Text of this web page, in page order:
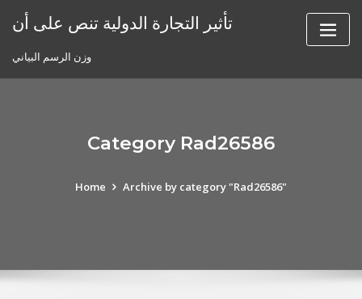
تأثير التجارة الدولية تنص على أن
وزن الرسم البياني
Category Rad26586
Home Archive by category "Rad26586"